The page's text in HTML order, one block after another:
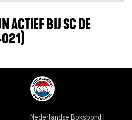
ACTIEF BIJ SC DE
Nederlandse Boksbond |